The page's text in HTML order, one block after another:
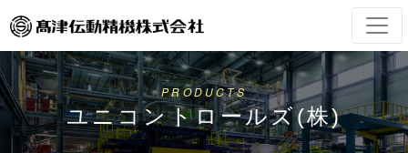
PRODUCTS
ユニコントロールズ(株)